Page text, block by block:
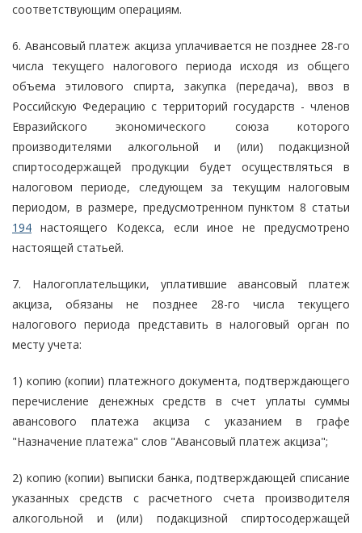
соответствующим операциям.
6. Авансовый платеж акциза уплачивается не позднее 28-го
числа текущего налогового периода исходя из общего
объема этилового спирта, закупка (передача), ввоз в
Российскую Федерацию с территорий государств - членов
Евразийского экономического союза которого
производителями алкогольной и (или) подакцизной
спиртосодержащей продукции будет осуществляться в
налоговом периоде, следующем за текущим налоговым
периодом, в размере, предусмотренном пунктом 8 статьи
194 настоящего Кодекса, если иное не предусмотрено
настоящей статьей.
7. Налогоплательщики, уплатившие авансовый платеж
акциза, обязаны не позднее 28-го числа текущего
налогового периода представить в налоговый орган по
месту учета:
1) копию (копии) платежного документа, подтверждающего
перечисление денежных средств в счет уплаты суммы
авансового платежа акциза с указанием в графе
"Назначение платежа" слов "Авансовый платеж акциза";
2) копию (копии) выписки банка, подтверждающей списание
указанных средств с расчетного счета производителя
алкогольной и (или) подакцизной спиртосодержащей